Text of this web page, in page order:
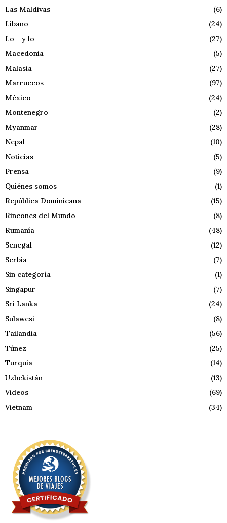
Las Maldivas
(6)
Líbano
(24)
Lo + y lo –
(27)
Macedonia
(5)
Malasia
(27)
Marruecos
(97)
México
(24)
Montenegro
(2)
Myanmar
(28)
Nepal
(10)
Noticias
(5)
Prensa
(9)
Quiénes somos
(1)
República Dominicana
(15)
Rincones del Mundo
(8)
Rumanía
(48)
Senegal
(12)
Serbia
(7)
Sin categoría
(1)
Singapur
(7)
Sri Lanka
(24)
Sulawesi
(8)
Tailandia
(56)
Túnez
(25)
Turquía
(14)
Uzbekistán
(13)
Videos
(69)
Vietnam
(34)